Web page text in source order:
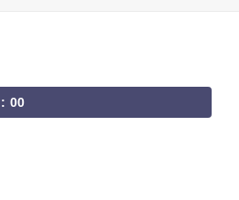
00